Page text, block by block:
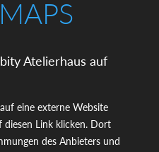
Atelierhaus auf
eine externe Website
diesen Link klicken. Dort
des Anbieters und